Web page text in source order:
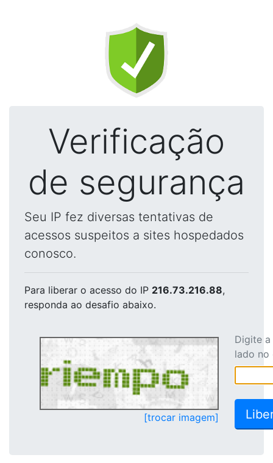
Verificação
de segurança
Seu IP fez diversas tentativas de
acessos suspeitos a sites hospedados
conosco.
Para liberar o acesso do IP 216.73.216.88,
responda ao desafio abaixo.
[trocar imagem]
Digite
lado no